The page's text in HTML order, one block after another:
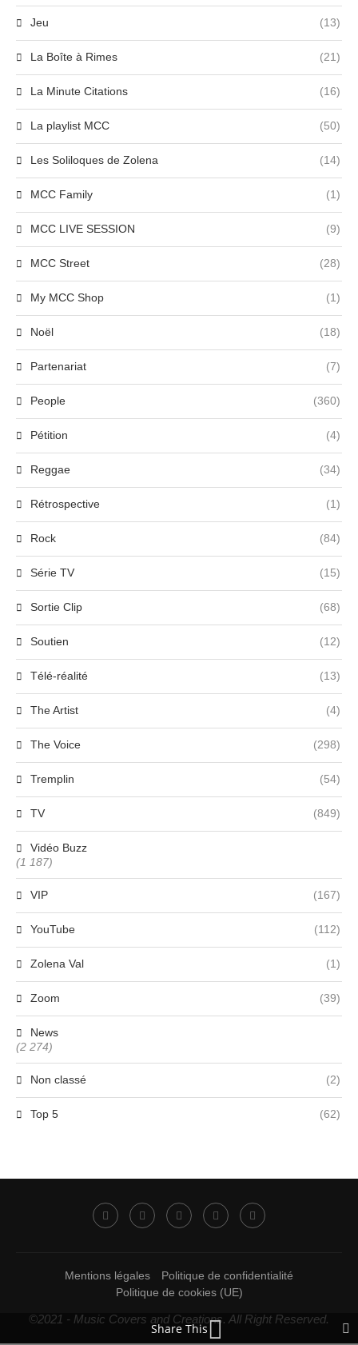
Jeu (13)
La Boîte à Rimes (21)
La Minute Citations (16)
La playlist MCC (50)
Les Soliloques de Zolena (14)
MCC Family (1)
MCC LIVE SESSION (9)
MCC Street (28)
My MCC Shop (1)
Noël (18)
Partenariat (7)
People (360)
Pétition (4)
Reggae (34)
Rétrospective (1)
Rock (84)
Série TV (15)
Sortie Clip (68)
Soutien (12)
Télé-réalité (13)
The Artist (4)
The Voice (298)
Tremplin (54)
TV (849)
Vidéo Buzz
(1 187)
VIP (167)
YouTube (112)
Zolena Val (1)
Zoom (39)
News
(2 274)
Non classé (2)
Top 5 (62)
Mentions légales
Politique de confidentialité
Politique de cookies (UE)
©2021 - Music Covers and Creations. All Right Reserved.
Share This